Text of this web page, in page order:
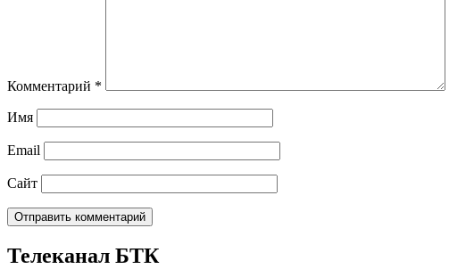
Комментарий *
Имя
Email
Сайт
Телеканал БТК